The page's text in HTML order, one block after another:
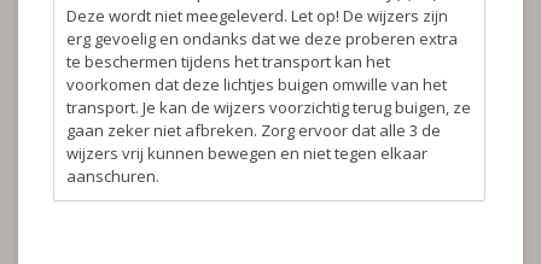
Deze wordt niet meegeleverd. Let op! De wijzers zijn
erg gevoelig en ondanks dat we deze proberen extra
te beschermen tijdens het transport kan het
voorkomen dat deze lichtjes buigen omwille van het
transport. Je kan de wijzers voorzichtig terug buigen, ze
gaan zeker niet afbreken. Zorg ervoor dat alle 3 de
wijzers vrij kunnen bewegen en niet tegen elkaar
aanschuren.